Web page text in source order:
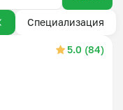
Специализация
5.0 (84)